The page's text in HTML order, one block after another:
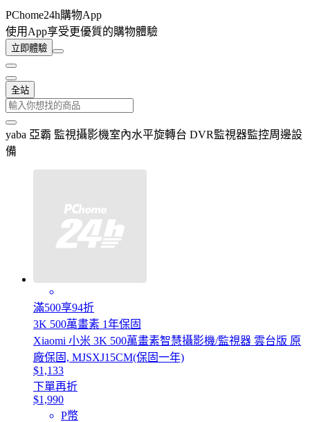
PChome24h購物App
使用App享受更優質的購物體驗
立即體驗
全站
yaba 亞霸 監視攝影機室內水平旋轉台 DVR監視器監控周邊設
備
滿500享94折
3K 500萬畫素 1年保固
Xiaomi 小米 3K 500萬畫素智慧攝影機/監視器 雲台版 原
廠保固, MJSXJ15CM(保固一年)
$1,133
下單再折
$1,990
P幣